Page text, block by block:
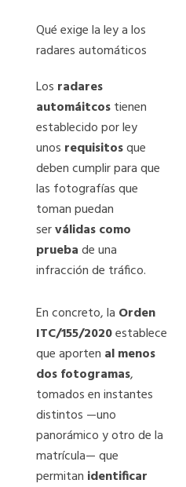
Qué exige la ley a los
radares automáticos
Los radares
automáitcostienen
establecido por ley
unos requisitosque
deben cumplir para que
las fotografías que
toman puedan
serválidas como
pruebade una
infracción de tráfico.
En concreto, la Orden
ITC/155/2020establece
que aporten al menos
dos fotogramas,
tomados en instantes
distintos —uno
panorámico y otro de la
matrícula— que
permitan identificar